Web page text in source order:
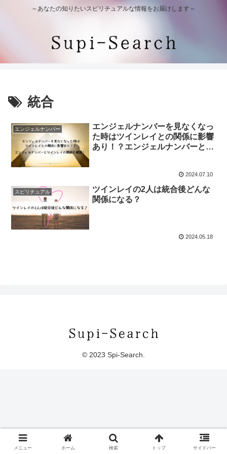
～あなたの知りたいスピリチュアルな情報をお届けします～
統合
エンジェルナンバー
エンジェルナンバーを見なくなっ
た時はツインレイとの関係に影響
あり！？エンジェルナンバーとツ
2024.07.10
スピリチュアル
ツインレイの2人は統合後どんな
関係になる？
2024.05.18
© 2023 Spi-Search.
メニュー ホーム 検索 トップ サイドバー